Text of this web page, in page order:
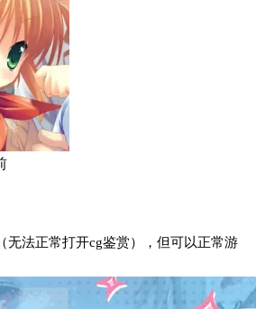
无法正常打开cg鉴赏），但可以正常游